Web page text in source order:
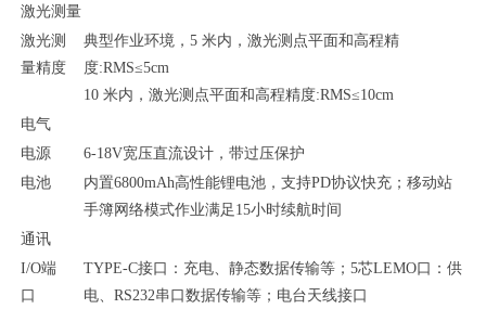
激光测量
激光测
量精度
典型作业环境 ， 5 米内，激光测点平面和高程精
度:RMS≤5cm
10 米内，激光测点平面和高程精度:RMS≤10cm
电气
电源
6-18V宽压直流设计，带过压保护
电池
内置6800mAh高性能锂电池 ，支持PD协议快充；移动站
手簿网络模式作业满足 15小时续航时间
通讯
I/O端
口
TYPE-C接口：充电、静态数据传输等；5芯LEMO口：供
电、RS232串口数据传输等； 电台天线接口